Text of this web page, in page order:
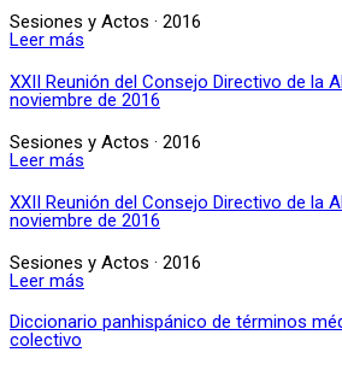
Sesiones y Actos · 2016
Leer más
XXII Reunión del Consejo Directivo de la
noviembre de 2016
Sesiones y Actos · 2016
Leer más
XXII Reunión del Consejo Directivo de la
noviembre de 2016
Sesiones y Actos · 2016
Leer más
Diccionario panhispánico de términos
colectivo